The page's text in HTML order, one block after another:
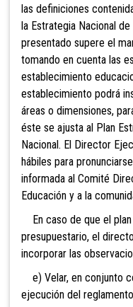
las definiciones
la Estrategia Nacional
presentado supere el
tomando en cuenta las
establecimiento
establecimiento podrá
áreas o dimensiones,
éste se ajusta al Plan
Nacional. El Director
hábiles para
informada al Comité
Educación y a la
En caso de que el
presupuestario, el
incorporar las
e) Velar, en conjunto
ejecución del